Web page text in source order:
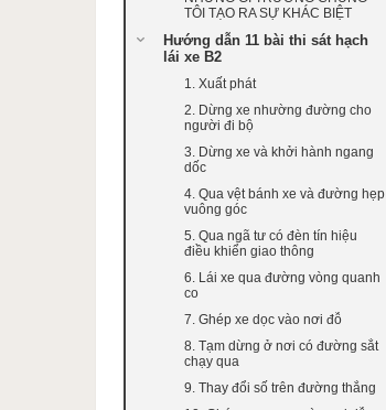
TÔI TẠO RA SỰ KHÁC BIỆT
Hướng dẫn 11 bài thi sát hạch
lái xe B2
1. Xuất phát
2. Dừng xe nhường đường cho
người đi bộ
3. Dừng xe và khởi hành ngang
dốc
4. Qua vệt bánh xe và đường hẹp
vuông góc
5. Qua ngã tư có đèn tín hiệu
điều khiển giao thông
6. Lái xe qua đường vòng quanh
co
7. Ghép xe dọc vào nơi đỗ
8. Tạm dừng ở nơi có đường sắt
chạy qua
9. Thay đổi số trên đường thẳng